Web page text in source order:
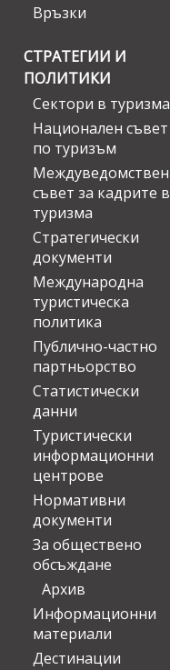
Връзки
СТРАТЕГИИ И
ПОЛИТИКИ
Сектори в туризма
Национален съвет
по туризъм
Междуведомствен
съвет за кадрите в
туризма
Стратегически
документи
Международна
туристическа
политика
Публично-частно
партньорство
Статистически
данни
Туристически
информационни
центрове
Нормативни
документи
За обществено
обсъждане
Архив
Информационни
материали
Дестинации